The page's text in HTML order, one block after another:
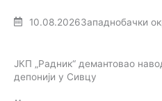
10.08.2026Западнобачки
ЈКП „Радник“ демантовао
депонији у Сивцу